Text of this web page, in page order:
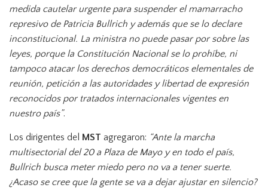
medida cautelar urgente para suspender el mamarracho
represivo de Patricia Bullrich y además que se lo declare
inconstitucional. La ministra no puede pasar por sobre las
leyes, porque la Constitución Nacional se lo prohíbe, ni
tampoco atacar los derechos democráticos elementales de
reunión, petición a las autoridades y libertad de expresión
reconocidos por tratados internacionales vigentes en
nuestro país”.
Los dirigentes del MST agregaron: “Ante la marcha
multisectorial del 20 a Plaza de Mayo y en todo el país,
Bullrich busca meter miedo pero no va a tener suerte.
¿Acaso se cree que la gente se va a dejar ajustar en silencio?